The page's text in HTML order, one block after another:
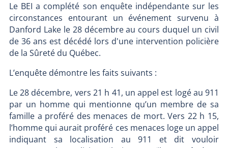
Le BEI a complété son enquête indépendante sur les
circonstances entourant un événement survenu à
Danford Lake le 28 décembre au cours duquel un civil
de 36 ans est décédé lors d'une intervention policière
de la Sûreté du Québec.
L’enquête démontre les faits suivants :
Le 28 décembre, vers 21 h 41, un appel est logé au 911
par un homme qui mentionne qu’un membre de sa
famille a proféré des menaces de mort. Vers 22 h 15,
l’homme qui aurait proféré ces menaces loge un appel
indiquant sa localisation au 911 et dit vouloir